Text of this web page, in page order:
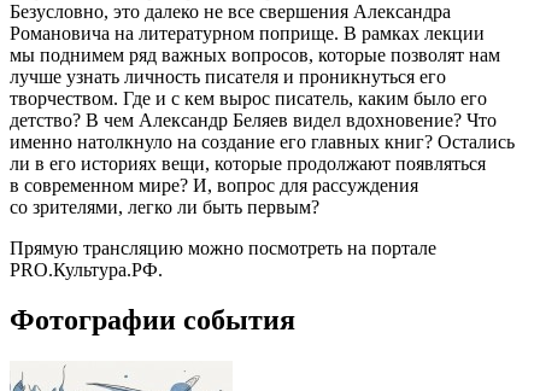
Безусловно, это далеко не все свершения Александра
Романовича на литературном поприще. В рамках лекции
мы поднимем ряд важных вопросов, которые позволят нам
лучше узнать личность писателя и проникнуться его
творчеством. Где и с кем вырос писатель, каким было его
детство? В чем Александр Беляев видел вдохновение? Что
именно натолкнуло на создание его главных книг? Остались
ли в его историях вещи, которые продолжают появляться
в современном мире? И, вопрос для рассуждения
со зрителями, легко ли быть первым?
Прямую трансляцию можно посмотреть на портале
PRO.Культура.РФ.
Фотографии события